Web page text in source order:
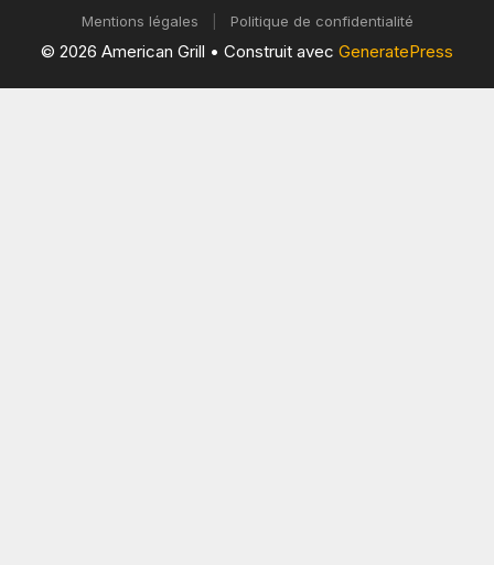
Mentions légales Politique de confidentialité
© 2026 American Grill • Construit avec GeneratePress